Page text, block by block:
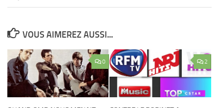
VOUS AIMEREZ AUSSI...
0 2